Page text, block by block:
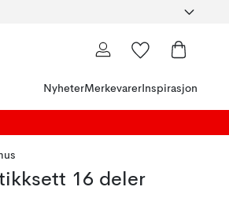
NyheterMerkevarer Inspirasjon
16 deler